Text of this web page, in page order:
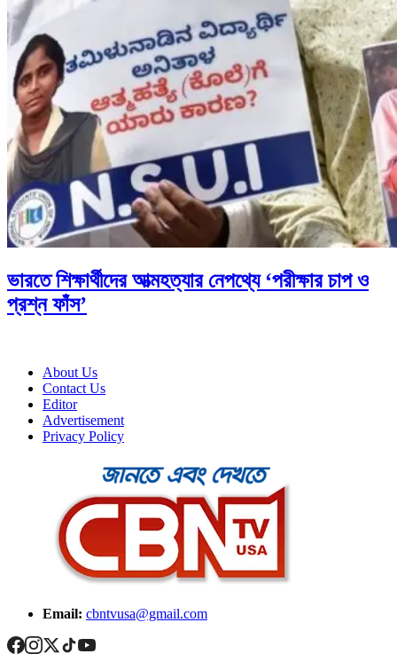
ভারতে শিক্ষার্থীদের আত্মহত্যার নেপথ্যে ‘পরীক্ষার চাপ ও
প্রশ্ন ফাঁস’
About Us
Contact Us
Editor
Advertisement
Privacy Policy
Email: cbntvusa@gmail.com